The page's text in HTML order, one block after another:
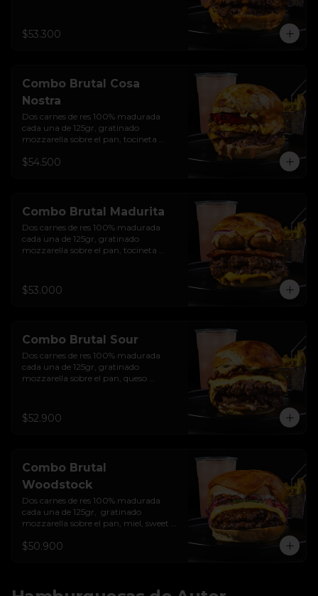
caramelizada, Salsa Buffalo levemente
picante y pan brioche sellado + papas
$53.300
Combo Brutal Cosa
Nostra
Dos carnes de res 100% madurada
cada una de 125gr, gratinado
mozzarella sobre el pan, tocineta
queso cheddar, cebolla crocante,
$54.500
Combo Brutal Madurita
Dos carnes de res 100% madurada
cada una de 125gr, gratinado
mozzarella sobre el pan, tocineta
panko, encurtido de cebolla morada,
sour cream de sriracha levemente
$53.000
Combo Brutal Sour
Dos carnes de res 100% madurada
cada una de 125gr, gratinado
mozzarella sobre el pan, queso
sriracha, salsa rosada de pepinillos y
pan brioche sellado + papas + bebida
$52.900
Combo Brutal
Woodstock
Dos carnes de res 100% madurada
cada una de 125gr,  gratinado
mozzarella sobre el pan, miel, sweet
cebolla crocante, encurtido de cebolla,
$50.900